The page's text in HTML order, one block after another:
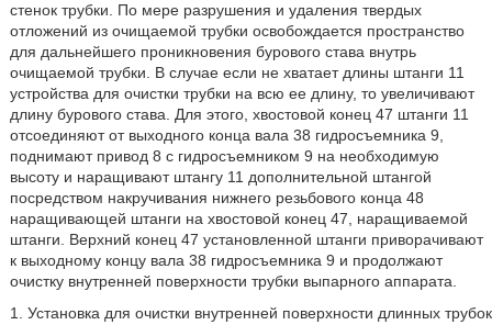
стенок трубки. По мере разрушения и удаления твердых
отложений из очищаемой трубки освобождается пространство
для дальнейшего проникновения бурового става внутрь
очищаемой трубки. В случае если не хватает длины штанги 11
устройства для очистки трубки на всю ее длину, то увеличивают
длину бурового става. Для этого, хвостовой конец 47 штанги 11
отсоединяют от выходного конца вала 38 гидросъемника 9,
поднимают привод 8 с гидросъемником 9 на необходимую
высоту и наращивают штангу 11 дополнительной штангой
посредством накручивания нижнего резьбового конца 48
наращивающей штанги на хвостовой конец 47, наращиваемой
штанги. Верхний конец 47 установленной штанги приворачивают
к выходному концу вала 38 гидросъемника 9 и продолжают
очистку внутренней поверхности трубки выпарного аппарата.
1. Установка для очистки внутренней поверхности длинных трубок